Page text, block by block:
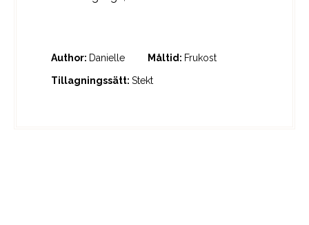
Author: Danielle Måltid: Frukost
Tillagningssätt: Stekt